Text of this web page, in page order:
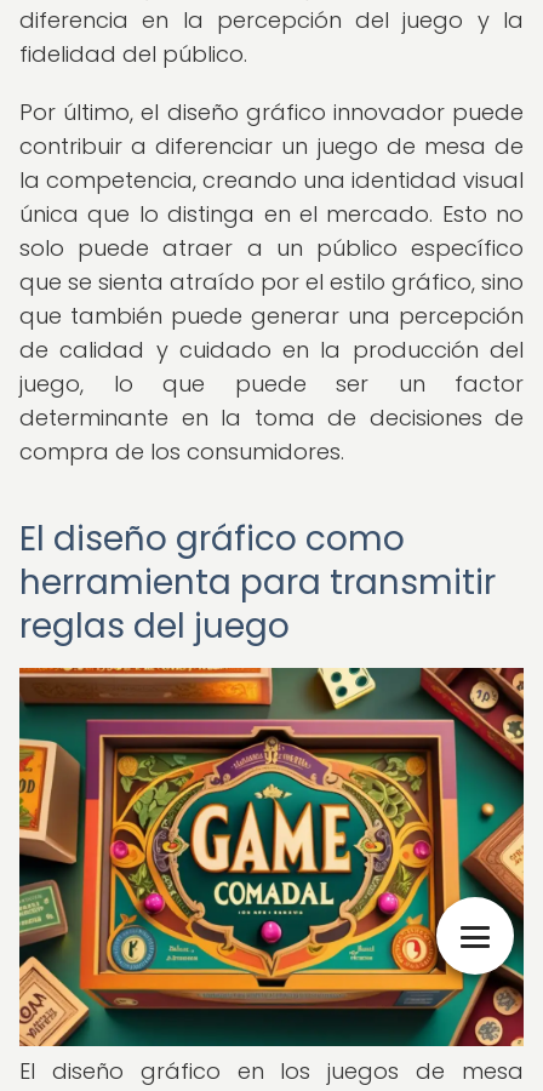
diferencia en la percepción del juego y la
fidelidad del público.
Por último, el diseño gráfico innovador puede
contribuir a diferenciar un juego de mesa de
la competencia, creando una identidad visual
única que lo distinga en el mercado. Esto no
solo puede atraer a un público específico
que se sienta atraído por el estilo gráfico, sino
que también puede generar una percepción
de calidad y cuidado en la producción del
juego, lo que puede ser un factor
determinante en la toma de decisiones de
compra de los consumidores.
El diseño gráfico como
herramienta para transmitir
reglas del juego
El diseño gráfico en los juegos de mesa